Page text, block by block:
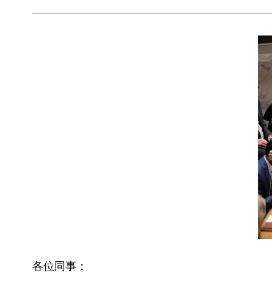
各位同事：